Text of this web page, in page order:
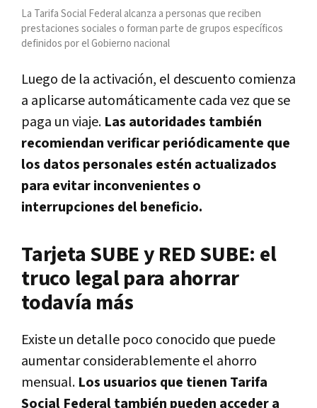
La Tarifa Social Federal alcanza a personas que reciben
prestaciones sociales o forman parte de grupos específicos
definidos por el Gobierno nacional
Luego de la activación, el descuento comienza
a aplicarse automáticamente cada vez que se
paga un viaje. Las autoridades también
recomiendan verificar periódicamente que
los datos personales estén actualizados
para evitar inconvenientes o
interrupciones del beneficio.
Tarjeta SUBE y RED SUBE: el
truco legal para ahorrar
todavía más
Existe un detalle poco conocido que puede
aumentar considerablemente el ahorro
mensual. Los usuarios que tienen Tarifa
Social Federal también pueden acceder a